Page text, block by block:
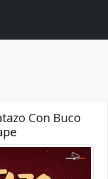
Con Buco